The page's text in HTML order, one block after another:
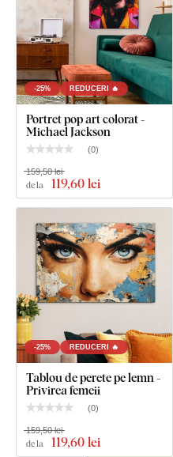
Ce este inclus în
Portret colorat pop-art
Cârlig(e) montat(e) în
a tabloului
Instrucțiuni clare
-25% REDUCERI 🔥
Portret pop art colorat -
Michael Jackson
(0)
de la 119,60 lei
159,50 lei
-25% REDUCERI 🔥
Tablou de perete pe lemn -
Privirea femeii
(0)
de la 119,60 lei
159,50 lei